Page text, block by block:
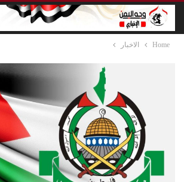
Home الاخبار